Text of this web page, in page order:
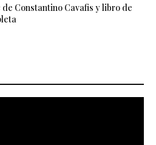
de Constantino Cavafis y libro de